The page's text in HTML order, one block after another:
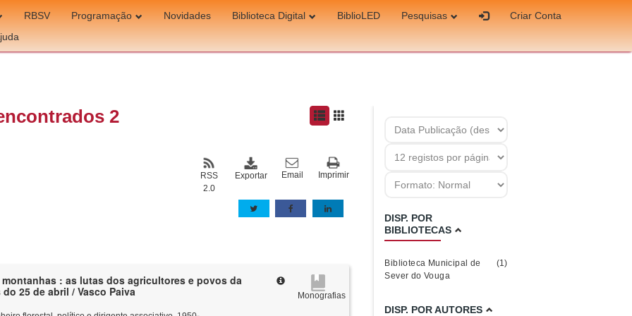
RBSV Programação Novidades Biblioteca Digital BiblioLED Pesquisas
Criar Conta
2
Imprimir
Email
Exportar
RSS
2.0
: as lutas dos agricultores e povos da
25 de abril / Vasco Paiva
Monografias
DISP. POR
BIBLIOTECAS
Biblioteca Municipal de
Sever do Vouga
(1)
DISP. POR AUTORES